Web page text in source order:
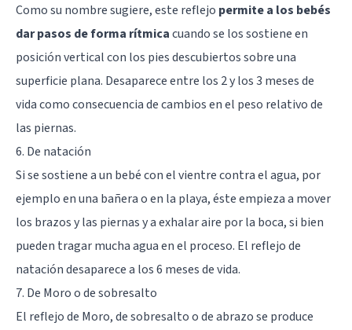
Como su nombre sugiere, este reflejo permite a los bebés
dar pasos de forma rítmicacuando se los sostiene en
posición vertical con los pies descubiertos sobre una
superficie plana. Desaparece entre los 2 y los 3 meses de
vida como consecuencia de cambios en el peso relativo de
las piernas.
6. De natación
Si se sostiene a un bebé con el vientre contra el agua, por
ejemplo en una bañera o en la playa, éste empieza a mover
los brazos y las piernas y a exhalar aire por la boca, si bien
pueden tragar mucha agua en el proceso. El reflejo de
natación desaparece a los 6 meses de vida.
7. De Moro o de sobresalto
El reflejo de Moro, de sobresalto o de abrazo se produce